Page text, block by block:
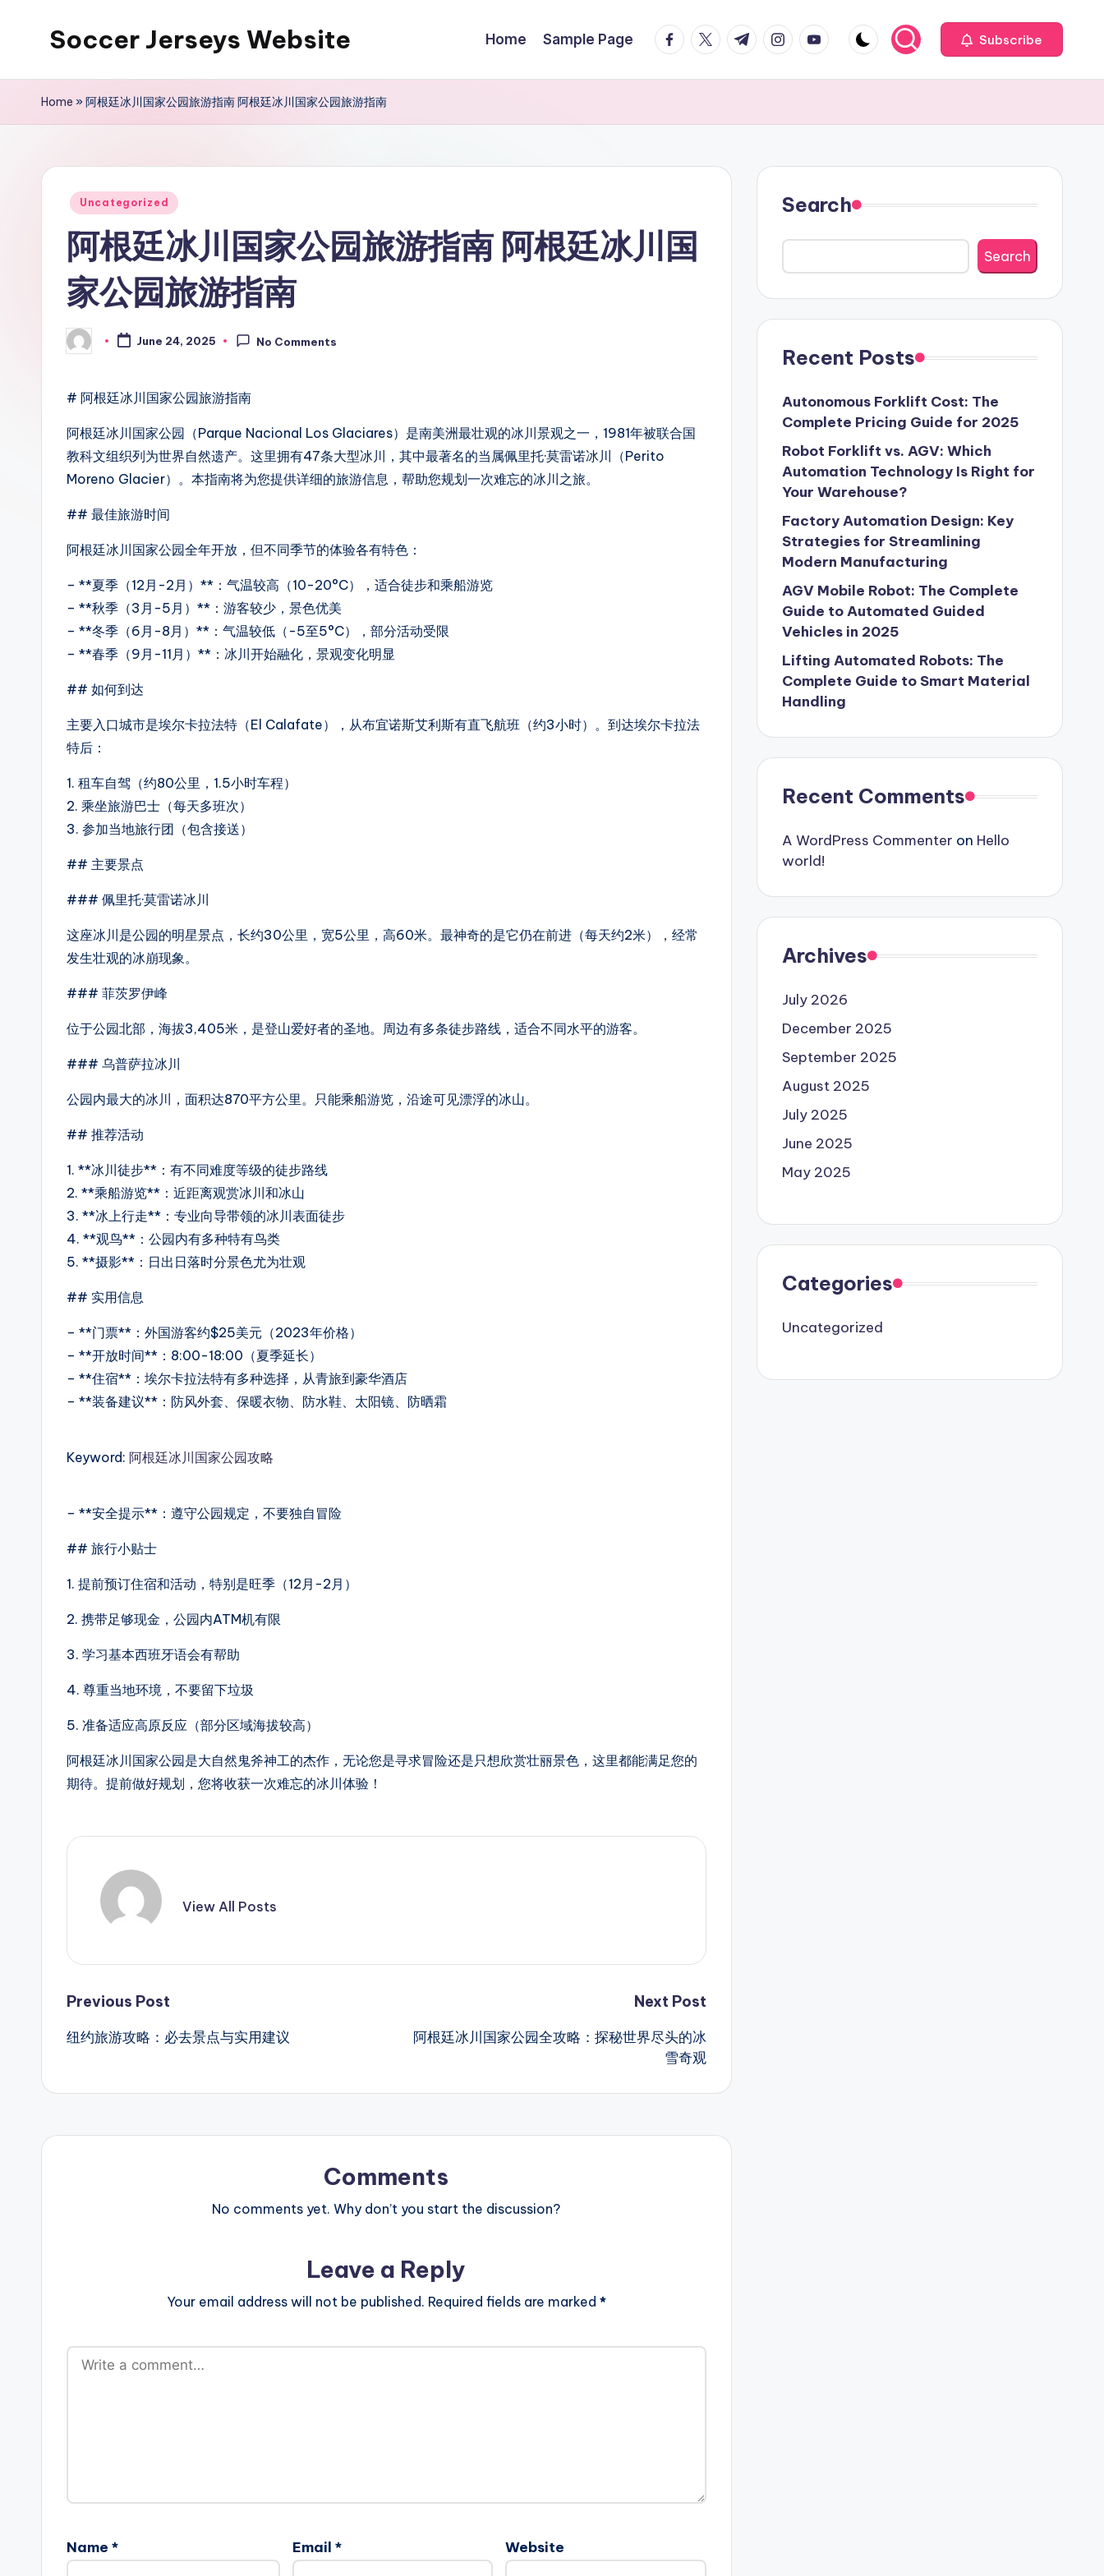
Soccer Jerseys Website Home Sample Page facebook.com
twitter.com
t.me instagram.com
youtube.com Subscribe
Home »阿根廷冰川国家公园旅游指南 阿根廷冰川国家公园旅游指南
Posted
Uncategorized
阿根廷冰川国家公园旅游指南 阿根廷冰川国
家公园旅游指南
Posted
by
June 24, 2025 No Comments
# 阿根廷冰川国家公园旅游指南
阿根廷冰川国家公园（Parque Nacional Los Glaciares）是南美洲最壮观的冰川景观之一，1981年被联合国
教科文组织列为世界自然遗产。这里拥有47条大型冰川，其中最著名的当属佩里托·莫雷诺冰川（Perito
Moreno Glacier）。本指南将为您提供详细的旅游信息，帮助您规划一次难忘的冰川之旅。
## 最佳旅游时间
阿根廷冰川国家公园全年开放，但不同季节的体验各有特色：
– **夏季（12月-2月）**：气温较高（10-20°C），适合徒步和乘船游览
– **秋季（3月-5月）**：游客较少，景色优美
– **冬季（6月-8月）**：气温较低（-5至5°C），部分活动受限
– **春季（9月-11月）**：冰川开始融化，景观变化明显
## 如何到达
主要入口城市是埃尔卡拉法特（El Calafate），从布宜诺斯艾利斯有直飞航班（约3小时）。到达埃尔卡拉法
特后：
1. 租车自驾（约80公里，1.5小时车程）
2. 乘坐旅游巴士（每天多班次）
3. 参加当地旅行团（包含接送）
## 主要景点
### 佩里托·莫雷诺冰川
这座冰川是公园的明星景点，长约30公里，宽5公里，高60米。最神奇的是它仍在前进（每天约2米），经常
发生壮观的冰崩现象。
### 菲茨罗伊峰
位于公园北部，海拔3,405米，是登山爱好者的圣地。周边有多条徒步路线，适合不同水平的游客。
### 乌普萨拉冰川
公园内最大的冰川，面积达870平方公里。只能乘船游览，沿途可见漂浮的冰山。
## 推荐活动
1. **冰川徒步**：有不同难度等级的徒步路线
2. **乘船游览**：近距离观赏冰川和冰山
3. **冰上行走**：专业向导带领的冰川表面徒步
4. **观鸟**：公园内有多种特有鸟类
5. **摄影**：日出日落时分景色尤为壮观
## 实用信息
– **门票**：外国游客约$25美元（2023年价格）
– **开放时间**：8:00-18:00（夏季延长）
– **住宿**：埃尔卡拉法特有多种选择，从青旅到豪华酒店
– **装备建议**：防风外套、保暖衣物、防水鞋、太阳镜、防晒霜
Keyword: 阿根廷冰川国家公园攻略
– **安全提示**：遵守公园规定，不要独自冒险
## 旅行小贴士
1. 提前预订住宿和活动，特别是旺季（12月-2月）
2. 携带足够现金，公园内ATM机有限
3. 学习基本西班牙语会有帮助
4. 尊重当地环境，不要留下垃圾
5. 准备适应高原反应（部分区域海拔较高）
阿根廷冰川国家公园是大自然鬼斧神工的杰作，无论您是寻求冒险还是只想欣赏壮丽景色，这里都能满足您的
期待。提前做好规划，您将收获一次难忘的冰川体验！
View All Posts
Post
navigation
Previous Post
纽约旅游攻略：必去景点与实用建议
Next Post
阿根廷冰川国家公园全攻略：探秘世界尽头的冰
雪奇观
Comments
No comments yet. Why don’t you start the discussion?
Leave a Reply
Your email address will not be published. Required fields are marked *
Name * Email * Website
Search
Search
Recent Posts
Autonomous Forklift Cost: The
Complete Pricing Guide for 2025
Robot Forklift vs. AGV: Which
Automation Technology Is Right for
Your Warehouse?
Factory Automation Design: Key
Strategies for Streamlining
Modern Manufacturing
AGV Mobile Robot: The Complete
Guide to Automated Guided
Vehicles in 2025
Lifting Automated Robots: The
Complete Guide to Smart Material
Handling
Recent Comments
A WordPress Commenter on Hello
world!
Archives
July 2026
December 2025
September 2025
August 2025
July 2025
June 2025
May 2025
Categories
Uncategorized